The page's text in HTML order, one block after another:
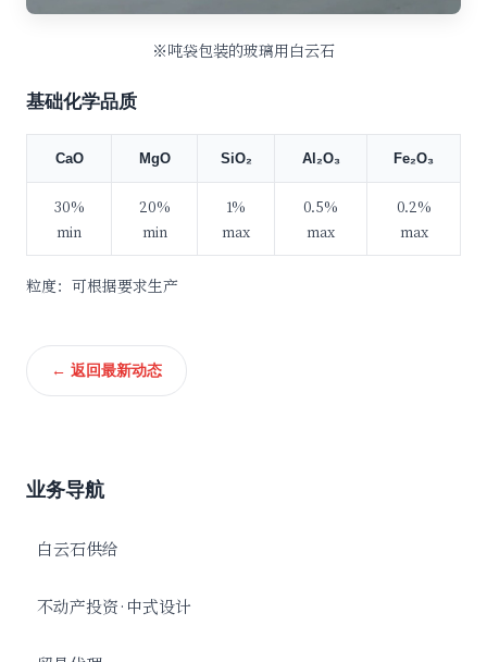
※吨袋包装的玻璃用白云石
基础化学品质
CaO MgO SiO₂ Al₂O₃ Fe₂O₃
30%
min
20%
min
1%
max
0.5%
max
0.2%
max
粒度：可根据要求生产
← 返回最新动态
业务导航
白云石供给
不动产投资·中式设计